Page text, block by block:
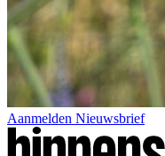
Aanmelden Nieuwsbrief